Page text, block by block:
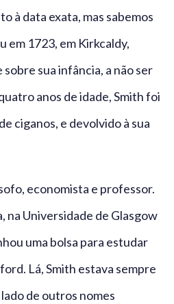
à data exata, mas sabemos
em 1723, em Kirkcaldy,
sobre sua infância, a não ser
anos de idade, Smith foi
ciganos, e devolvido à sua
economista e professor.
na Universidade de Glasgow
uma bolsa para estudar
Lá, Smith estava sempre
de outros nomes